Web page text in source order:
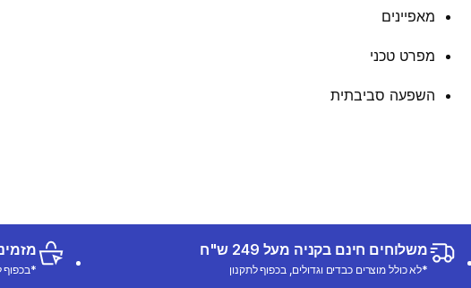
מאפיינים
מפרט טכני
השפעה סביבתית
משלוחים חינם בקניה מעל 249 ש"ח
*לא כולל מוצרים כבדים וגדולים, בכפוף לתקנון *בכפוף